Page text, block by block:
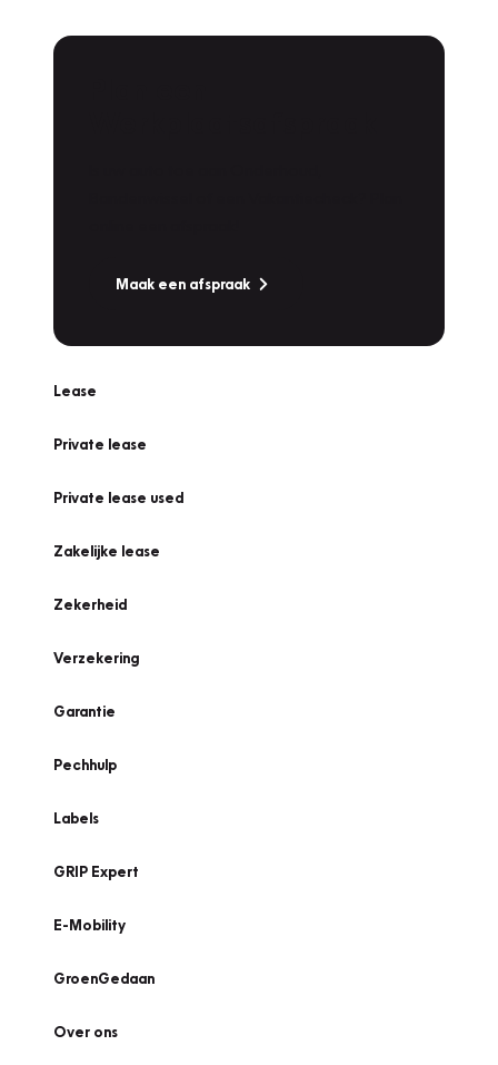
Maak een afspraak
Lease
Private lease
Private lease used
Zakelijke lease
Zekerheid
Verzekering
Garantie
Pechhulp
Labels
GRIP Expert
E-Mobility
GroenGedaan
Over ons